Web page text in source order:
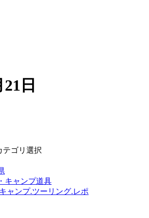
日
テゴリ選択
キャンプ道具
ャンプ.ツーリング.レポ